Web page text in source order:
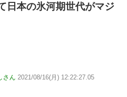
日本の氷河期世代がマジ
さん 2021/08/16(月) 12:22:27.05